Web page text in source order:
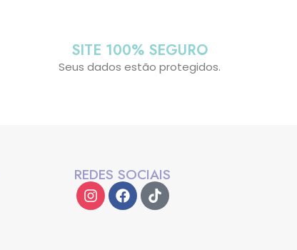
SITE 100% SEGURO
Seus dados estão protegidos.
REDES SOCIAIS